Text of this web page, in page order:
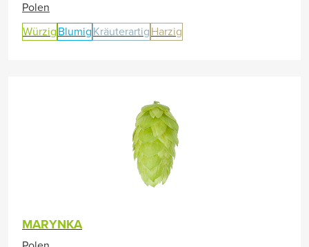
Polen
Würzig Blumig Kräuterartig Harzig
MARYNKA